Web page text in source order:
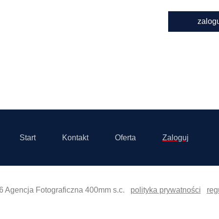
Start Kontakt Oferta Zaloguj
Agencja Fotograficzna 400mm s.c. polityka prywatności